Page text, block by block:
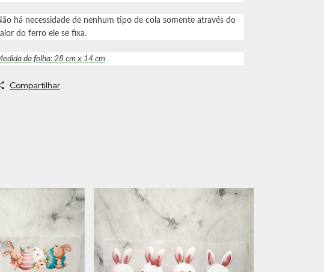
há necessidade de nenhum tipo de cola somente através do
do ferro ele se fixa.
da folha: 28 cm x 14 cm
Compartilhar